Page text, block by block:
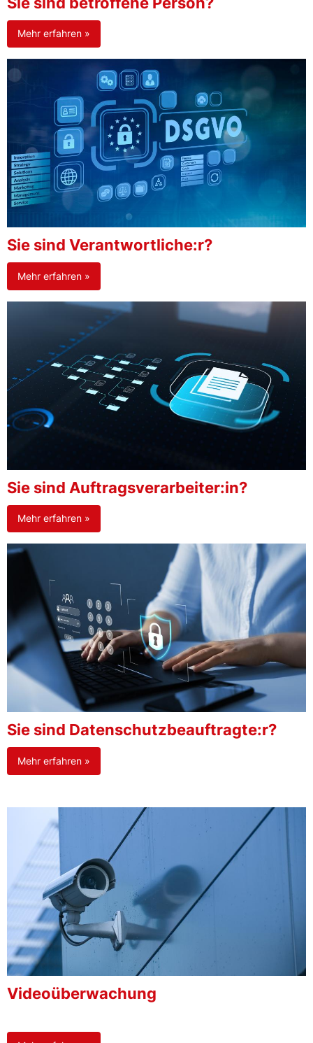
Mehr erfahren »
Sie sind Verantwortliche:r?
Mehr erfahren »
Sie sind Auftragsverarbeiter:in?
Mehr erfahren »
Sie sind Datenschutzbeauftragte:r?
Mehr erfahren »
Videoüberwachung